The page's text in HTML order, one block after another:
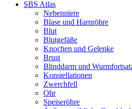
SBS Atlas
Nebenniere
Blase und Harnröhre
Blut
Blutgefäße
Knochen und Gelenke
Brust
Blinddarm und
Konstellationen
Zwerchfell
Ohr
Speiseröhre